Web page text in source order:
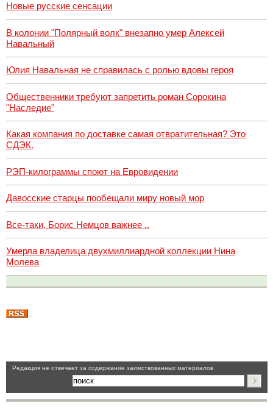
Новые русские сенсации
В колонии "Полярный волк" внезапно умер Алексей
Навальный
Юлия Навальная не справилась с ролью вдовы героя
Общественники требуют запретить роман Сорокина
"Наследие"
Какая компания по доставке самая отвратительная? Это
СДЭК.
РЭП-килограммы споют на Евровидении
Давосские старцы пообещали миру новый мор
Все-таки, Борис Немцов важнее ..
Умерла владелица двухмиллиардной коллекции Нина
Молева
Pедакция не отвечает за содержание заимствованных материалов